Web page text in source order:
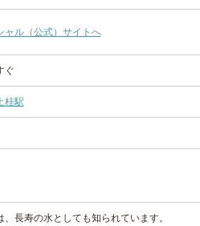
ャル（公式）サイトへ
ぐ
桂駅
長寿の水としても知られています。